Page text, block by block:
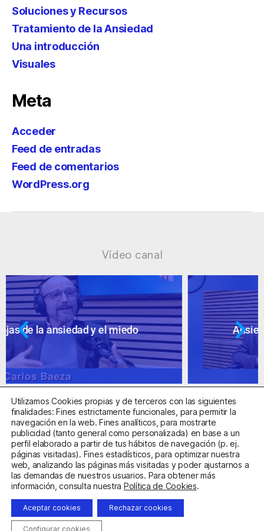
Soluciones y Recursos
Tratamiento de la Ansiedad
Una introducción
Visuales
Meta
Acceder
Feed de entradas
Feed de comentarios
WordPress.org
Vídeo canal
Ansiedad: supuestos cuestionables
Centro Sanitario Autorizado con el código E08737002
Aviso LegalPolítica de PrivacidadPolítica de Cookies
Clínica de la Ansiedad. Teléfonos:932263020
Correo:
Utilizamos Cookies propias y de terceros con las siguientes
finalidades: Fines estrictamente funcionales, para permitir la
navegación en la web. Fines analíticos, para mostrarte
publicidad (tanto general como personalizada) en base a un
perfil elaborado a partir de tus hábitos de navegación (p. ej.
páginas visitadas). Fines estadísticos, para optimizar nuestra
web, analizando las páginas más visitadas y poder ajustarnos a
las demandas de nuestros usuarios. Para obtener más
información, consulta nuestra Política de Cookies.
Aceptar cookies Rechazar cookies
Configurar cookies